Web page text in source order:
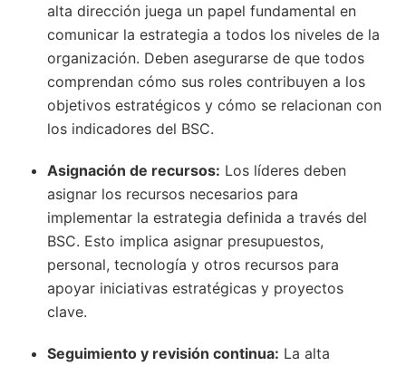
alta dirección juega un papel fundamental en
comunicar la estrategia a todos los niveles de la
organización. Deben asegurarse de que todos
comprendan cómo sus roles contribuyen a los
objetivos estratégicos y cómo se relacionan con
los indicadores del BSC.
Asignación de recursos: Los líderes deben
asignar los recursos necesarios para
implementar la estrategia definida a través del
BSC. Esto implica asignar presupuestos,
personal, tecnología y otros recursos para
apoyar iniciativas estratégicas y proyectos
clave.
Seguimiento y revisión continua: La alta